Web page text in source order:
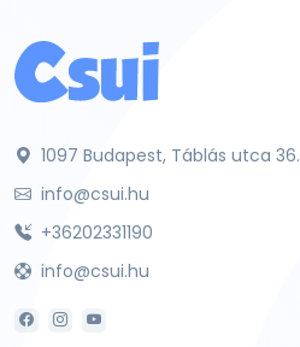
1097 Budapest, Táblás utca 36.
info@csui.hu
+36202331190
info@csui.hu